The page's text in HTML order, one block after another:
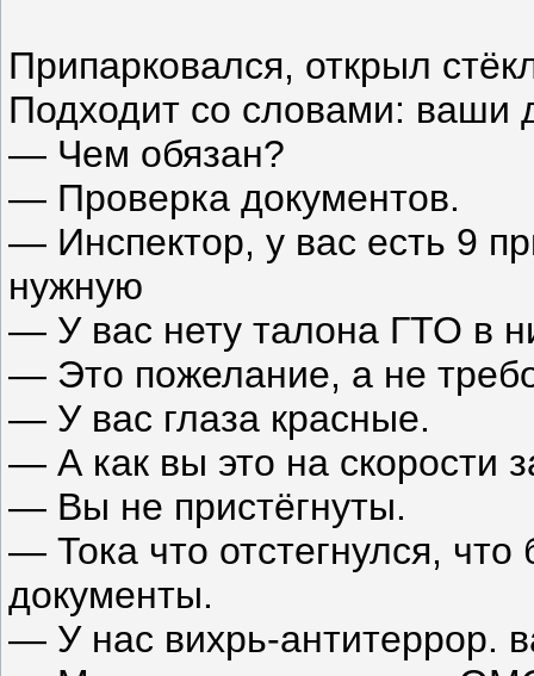
Припарковался, открыл
Подходит со словами: ваши
— Чем обязан?
— Проверка документов.
— Инспектор, у вас есть 9
нужную
— У вас нету талона ГТО в
— Это пожелание, а не
— У вас глаза красные.
— А как вы это на скорости
— Вы не пристёгнуты.
— Тока что отстегнулся, что
документы.
— У нас вихрь-антитеррор.